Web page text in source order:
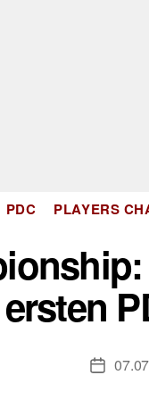
PDC PLAYERS
ersten